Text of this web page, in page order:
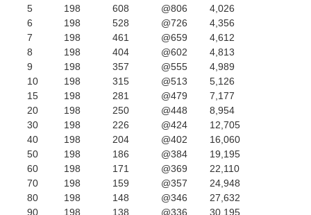
5
198 608 @806
4,026
6
198 528 @726
4,356
7
198 461 @659
4,612
8
198 404 @602
4,813
9
198 357 @555
4,989
10
198 315 @513
5,126
15
198 281 @479
7,177
20
198 250 @448
8,954
30
198 226 @424
12,705
40
198 204 @402
16,060
50
198 186 @384
19,195
60
198 171 @369
22,110
70
198 159 @357
24,948
80
198 148 @346
27,632
90
198 138 @336
30,195